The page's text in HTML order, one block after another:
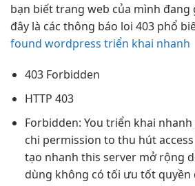
bạn biết trang web của mình đang
đây là các thông báo loi 403 phổ
found wordpress triển khai nhanh
403 Forbidden
HTTP 403
Forbidden: You triển khai nhanh
chi permission to thu hút
tạo nhanh this server mở rộng
dùng không có tối ưu tốtquyền